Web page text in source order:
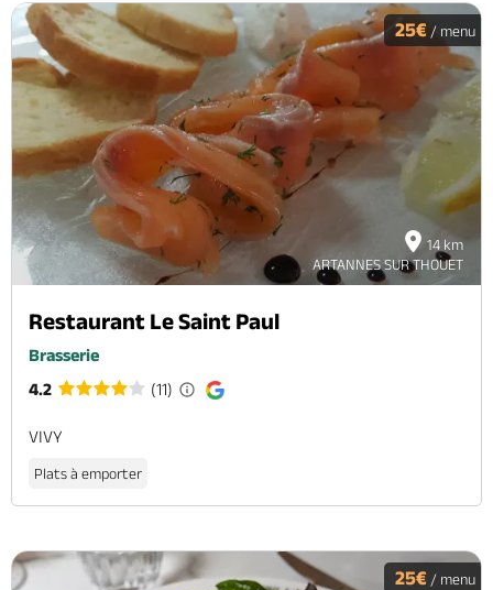
14 km
ARTANNES SUR THOUET
25€ / menu
Restaurant Le Saint Paul
Brasserie
4.2
(11)
VIVY
Plats à emporter
25€ / menu